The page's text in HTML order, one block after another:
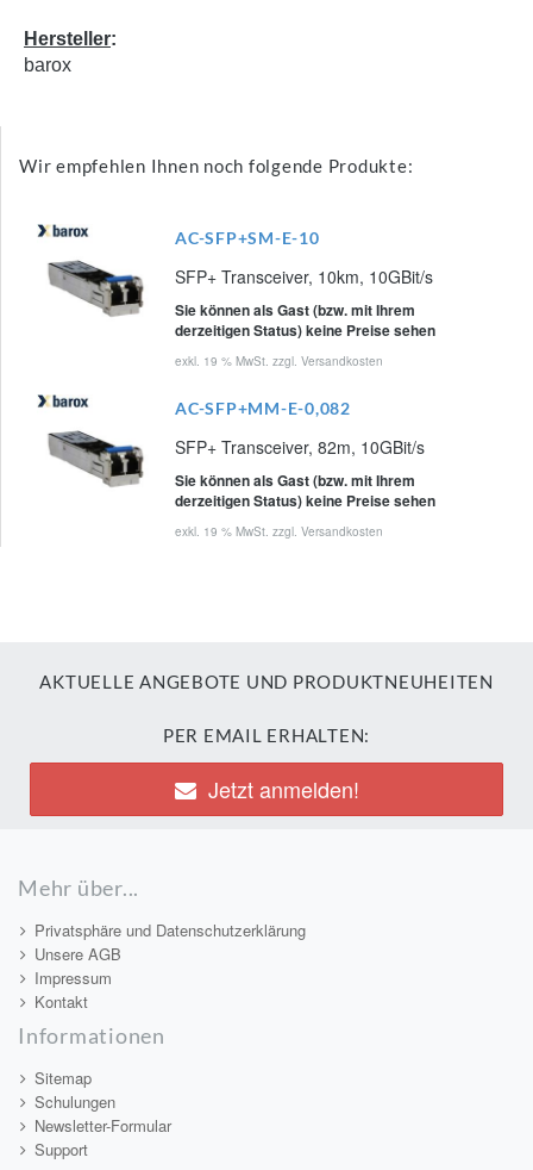
Hersteller:
barox
Wir empfehlen Ihnen noch folgende Produkte:
AC-SFP+SM-E-10
SFP+ Transceiver, 10km, 10GBit/s
Sie können als Gast (bzw. mit Ihrem
derzeitigen Status) keine Preise sehen
exkl. 19 % MwSt. zzgl.Versandkosten
AC-SFP+MM-E-0,082
SFP+ Transceiver, 82m, 10GBit/s
Sie können als Gast (bzw. mit Ihrem
derzeitigen Status) keine Preise sehen
exkl. 19 % MwSt. zzgl.Versandkosten
AKTUELLE ANGEBOTE UND PRODUKTNEUHEITEN
PER EMAIL ERHALTEN:
Jetzt anmelden!
Mehr über...
Privatsphäre und Datenschutzerklärung
Unsere AGB
Impressum
Kontakt
Informationen
Sitemap
Schulungen
Newsletter-Formular
Support